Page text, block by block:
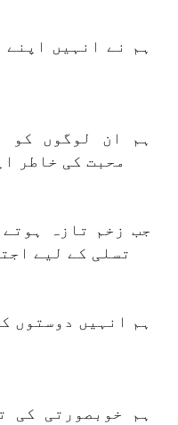
ہم نے انہیں
ہم ان لوگوں کو
محبت کی خاطر
جب زخم تازہ
تسلی کے لیے
ہم انہیں دوستوں
ہم خوبصورتی کی